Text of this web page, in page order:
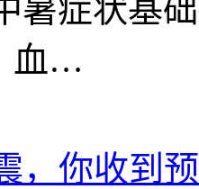
暑症状基
血…
，你收到